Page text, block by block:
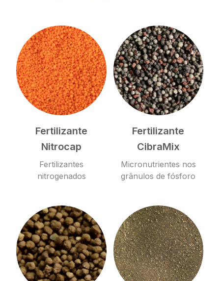
Fertilizante
Nitrocap
Fertilizantes
nitrogenados
Fertilizante
CibraMix
Micronutrientes nos
grânulos de fósforo